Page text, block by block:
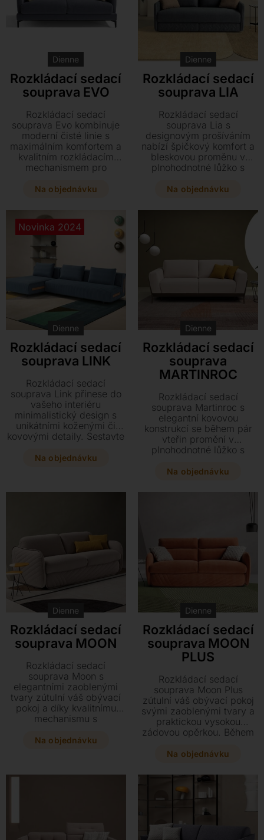
Dienne
Rozkládací sedací
souprava EVO
Rozkládací sedací
souprava Evo kombinuje
moderní čisté linie s
maximálním komfortem a
kvalitním rozkládacím
mechanismem pro
několika vteřin vytvoříte
hypoalergenní matrací,
které přesně padne do
vašeho interiéru díky
širokému výběru rozměrů
a čalounění.
Na objednávku
Dienne
Rozkládací sedací
souprava LIA
Rozkládací sedací
souprava Lia s
designovým prošíváním
nabízí špičkový komfort a
bleskovou proměnu v
plnohodnotné lůžko s
Vyberte si z široké škály
odnímatelným potahem a
dopřejte si kvalitní spánek
v mnoha rozměrových
Na objednávku
Novinka 2024
Dienne
Rozkládací sedací
souprava LINK
Rozkládací sedací
souprava Link přinese do
vašeho interiéru
minimalistický design s
unikátními koženými či
kovovými detaily. Sestavte
mnoha komponentů a
Na objednávku
Dienne
Rozkládací sedací
souprava
MARTINROC
Rozkládací sedací
souprava Martinroc s
elegantní kovovou
konstrukcí se během pár
vteřin promění v
plnohodnotné lůžko s
Tento stylový kousek s
i každodenním odpočinku.
Na objednávku
Dienne
Rozkládací sedací
souprava MOON
Rozkládací sedací
souprava Moon s
elegantními zaoblenými
tvary zútulní váš obývací
pokoj a díky kvalitnímu
mechanismu s
během pár sekund
Na objednávku
Dienne
Rozkládací sedací
souprava MOON
PLUS
Rozkládací sedací
souprava Moon Plus
zútulní váš obývací pokoj
svými zaoblenými tvary a
praktickou vysokou
zádovou opěrkou. Během
v plnohodnotné lůžko s
které díky kvalitnímu
mechanismu zajistí
maximální komfort při
spaní.
Na objednávku